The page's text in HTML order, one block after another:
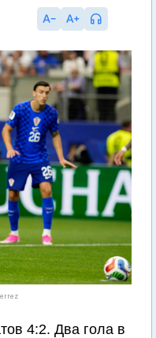
4:2. Два гола в